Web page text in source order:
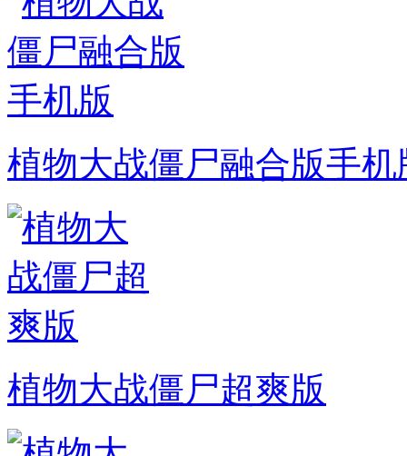
植物大战僵尸融合版手机
植物大战僵尸超爽版